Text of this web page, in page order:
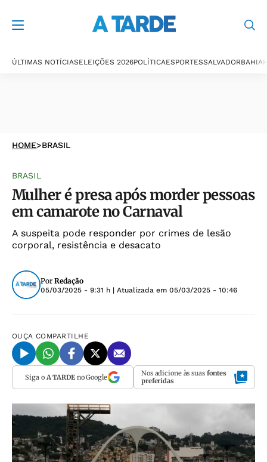
ÚLTIMAS NOTÍCIASELEIÇÕES 2026POLÍTICAESPORTESSALVADORBAHIA
HOME>BRASIL
BRASIL
Mulher é presa após morder pessoas
em camarote no Carnaval
A suspeita pode responder por crimes de lesão
corporal, resistência e desacato
Por Redação
05/03/2025 - 9:31 h | Atualizada em 05/03/2025 - 10:46
OUÇA COMPARTILHE
Siga o A TARDEno Google Nos adicione às suas fontes
preferidas